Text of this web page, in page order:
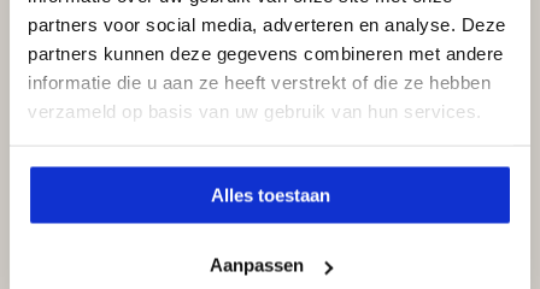
partners voor social media, adverteren en analyse. Deze
partners kunnen deze gegevens combineren met andere
informatie die u aan ze heeft verstrekt of die ze hebben
verzameld op basis van uw gebruik van hun services.
Alles toestaan
Aanpassen
Dubbele deur
Buitendraaiend
Detailtekeningen: